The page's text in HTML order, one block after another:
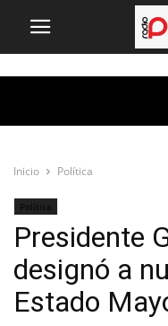
Inicio Política
Política
Presidente
designó a
Estado